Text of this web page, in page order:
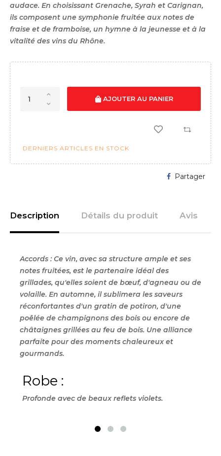
audace. En choisissant Grenache, Syrah et Carignan,
ils composent une symphonie fruitée aux notes de
fraise et de framboise, un hymne à la jeunesse et à la
vitalité des vins du Rhône.
AJOUTER AU PANIER
DERNIERS ARTICLES EN STOCK
Partager
Description Détails du produit Avis
Accords :Ce vin, avec sa structure ample et ses
notes fruitées, est le partenaire idéal des
grillades, qu'elles soient de bœuf, d'agneau ou de
volaille. En automne, il sublimera les saveurs
réconfortantes d'un gratin de potiron, d'une
poêlée de champignons des bois ou encore de
châtaignes grillées au feu de bois. Une alliance
parfaite pour des moments chaleureux et
gourmands.
Robe :
Profonde avec de beaux reflets violets.